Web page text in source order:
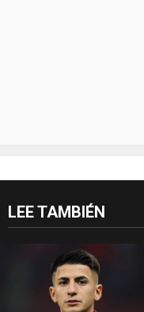
LEE TAMBIÉN